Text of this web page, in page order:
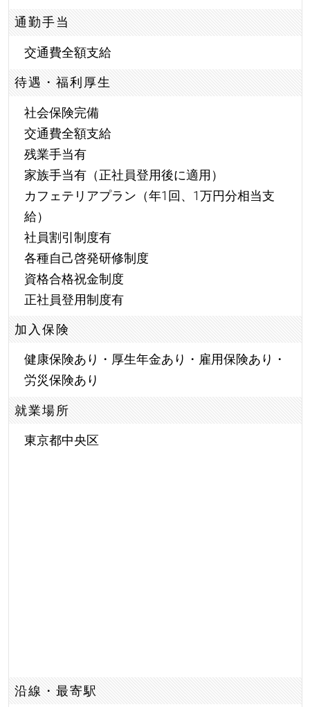
通勤手当
交通費全額支給
待遇・福利厚生
社会保険完備
交通費全額支給
残業手当有
家族手当有（正社員登用後に適用）
カフェテリアプラン（年1回、1万円分相当支
給）
社員割引制度有
各種自己啓発研修制度
資格合格祝金制度
正社員登用制度有
加入保険
健康保険あり・厚生年金あり・雇用保険あり・
労災保険あり
就業場所
東京都中央区
沿線・最寄駅